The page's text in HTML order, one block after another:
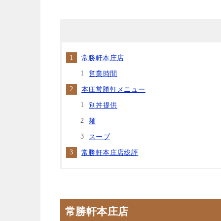
常勝軒本庄店
営業時間
本庄常勝軒メニュー
別丼提供
麺
スープ
常勝軒本庄店総評
常勝軒本庄店